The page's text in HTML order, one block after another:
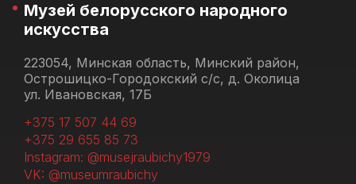
Музей белорусского народного
искусства
223054, Минская область, Минский район,
Острошицко-Городокский с/с, д. Околица
ул. Ивановская, 17Б
+375 17 507 44 69
+375 29 655 85 73
Instagram: @musejraubichy1979
VK: @museumraubichy